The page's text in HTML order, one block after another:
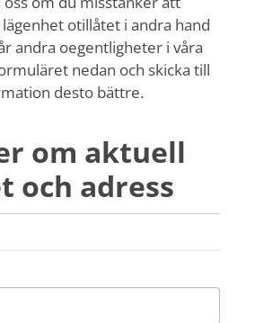
otillåtet i andra hand
andra oegentligheter i våra
nedan och skicka till
desto bättre.
om aktuell
och adress